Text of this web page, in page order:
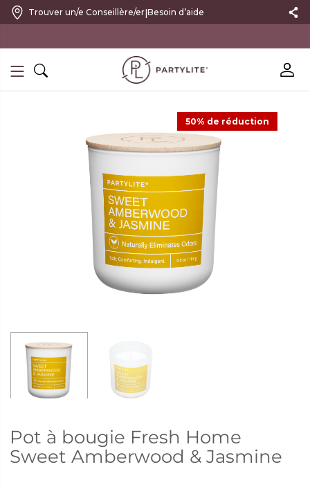
Trouver un/e Conseillère/er|Besoin d’aide
50% de réduction
Pot à bougie Fresh Home
Sweet Amberwood & Jasmine